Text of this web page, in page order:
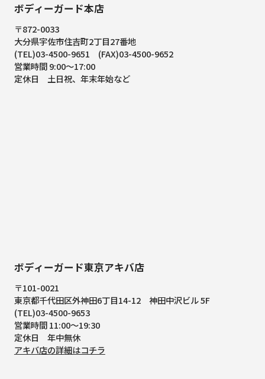
ボディーガード本店
〒872-0033
大分県宇佐市住吉町2丁目27番地
(TEL)03-4500-9651 (FAX)03-4500-9652
営業時間 9:00～17:00
定休日 土日祝、年末年始など
ボディーガード東京アキバ店
〒101-0021
東京都千代田区外神田6丁目14-12 神田中沢ビル 5F
(TEL)03-4500-9653
営業時間 11:00～19:30
定休日 年中無休
アキバ店の詳細はコチラ